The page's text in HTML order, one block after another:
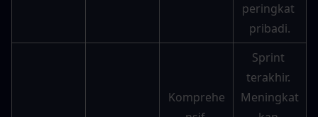
peringkat
pribadi.
Komprehe
Sprint
terakhir.
Meningkat